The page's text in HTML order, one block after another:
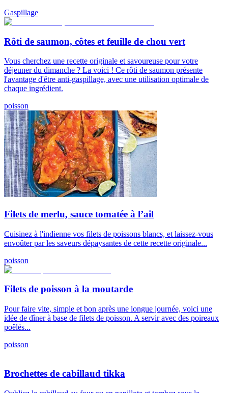
Gaspillage
Rôti de saumon, côtes et feuille de chou vert
Vous cherchez une recette originale et savoureuse pour votre
déjeuner du dimanche ? La voici ! Ce rôti de saumon présente
l'avantage d'être anti-gaspillage, avec une utilisation optimale de
chaque ingrédient.
poisson
Filets de merlu, sauce tomatée à l’ail
Cuisinez à l'indienne vos filets de poissons blancs, et laissez-vous
envoûter par les saveurs dépaysantes de cette recette originale...
poisson
Filets de poisson à la moutarde
Pour faire vite, simple et bon après une longue journée, voici une
idée de dîner à base de filets de poisson. A servir avec des poireaux
poêlés...
poisson
Brochettes de cabillaud tikka